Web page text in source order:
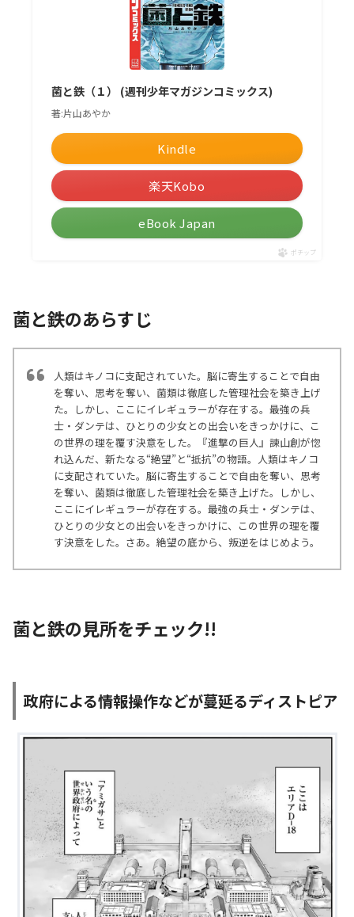
菌と鉄（１） (週刊少年マガジンコミックス)
著:片山あやか
Kindle
楽天Kobo
eBook Japan
ポチップ
菌と鉄のあらすじ
人類はキノコに支配されていた。脳に寄生することで自由
を奪い、思考を奪い、菌類は徹底した管理社会を築き上げ
た。しかし、ここにイレギュラーが存在する。最強の兵
士・ダンテは、ひとりの少女との出会いをきっかけに、こ
の世界の理を覆す決意をした。『進撃の巨人』諫山創が惚
れ込んだ、新たなる“絶望”と“抵抗”の物語。人類はキノコ
に支配されていた。脳に寄生することで自由を奪い、思考
を奪い、菌類は徹底した管理社会を築き上げた。しかし、
ここにイレギュラーが存在する。最強の兵士・ダンテは、
ひとりの少女との出会いをきっかけに、この世界の理を覆
す決意をした。さあ。絶望の底から、叛逆をはじめよう。
菌と鉄の見所をチェック!!
政府による情報操作などが蔓延るディストピア